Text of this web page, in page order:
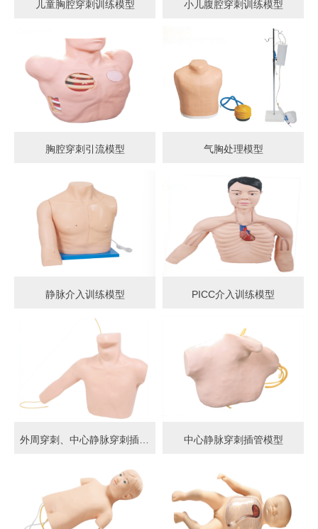
儿童胸腔穿刺训练模型 小儿腹腔穿刺训练模型
胸腔穿刺引流模型 气胸处理模型
静脉介入训练模型 PICC介入训练模型
外周穿刺、中心静脉穿刺插管模型 中心静脉穿刺插管模型